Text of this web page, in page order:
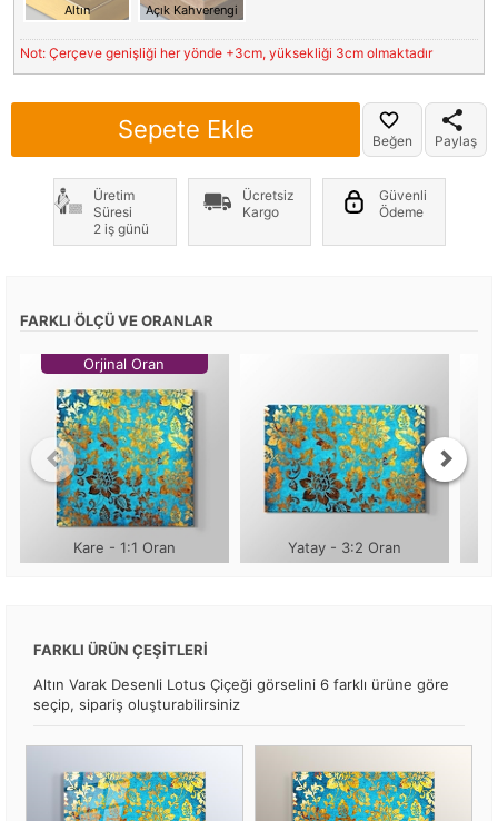
Altın Açık Kahverengi
Not: Çerçeve genişliği her yönde +3cm, yüksekliği 3cm olmaktadır
Sepete Ekle Beğen Paylaş
Üretim
Süresi
2 iş günü
Ücretsiz
Kargo
Güvenli
Ödeme
FARKLI ÖLÇÜ VE ORANLAR
Orjinal Oran
Kare - 1:1 Oran Yatay - 3:2 Oran
FARKLI ÜRÜN ÇEŞİTLERİ
Altın Varak Desenli Lotus Çiçeği görselini 6 farklı ürüne göre
seçip, sipariş oluşturabilirsiniz